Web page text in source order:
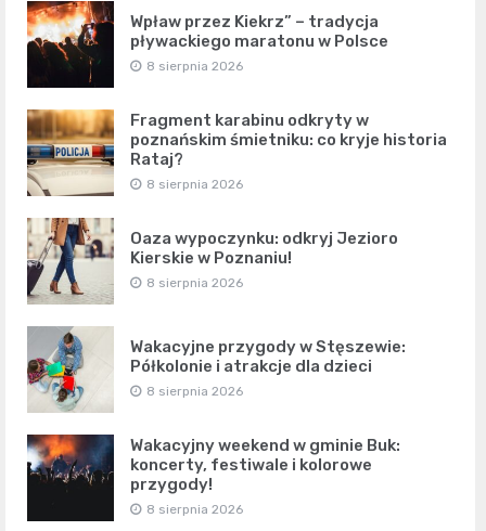
Wpław przez Kiekrz” – tradycja
pływackiego maratonu w Polsce
8 sierpnia 2026
Fragment karabinu odkryty w
poznańskim śmietniku: co kryje historia
Rataj?
8 sierpnia 2026
Oaza wypoczynku: odkryj Jezioro
Kierskie w Poznaniu!
8 sierpnia 2026
Wakacyjne przygody w Stęszewie:
Półkolonie i atrakcje dla dzieci
8 sierpnia 2026
Wakacyjny weekend w gminie Buk:
koncerty, festiwale i kolorowe
przygody!
8 sierpnia 2026